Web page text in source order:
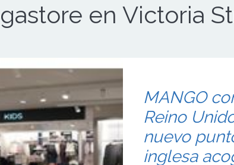
en Victoria
MANGO
Reino
nuevo
inglesa